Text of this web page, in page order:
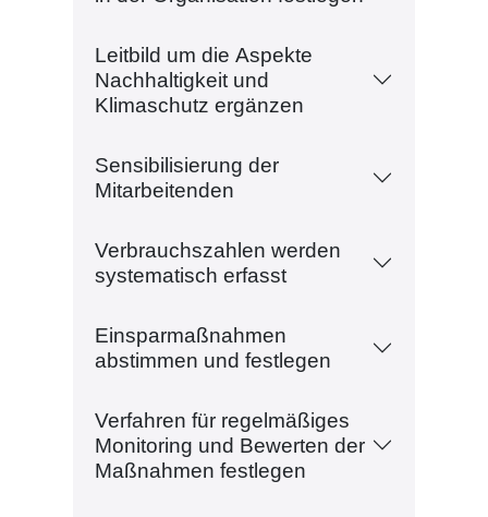
Leitbild um die Aspekte
Nachhaltigkeit und
Klimaschutz ergänzen
Sensibilisierung der
Mitarbeitenden
Verbrauchszahlen werden
systematisch erfasst
Einsparmaßnahmen
abstimmen und festlegen
Verfahren für regelmäßiges
Monitoring und Bewerten der
Maßnahmen festlegen